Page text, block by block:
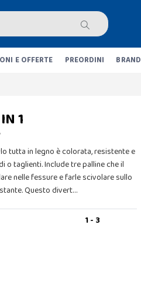
E OFFERTE PREORDINI BRAND
1
tutta in legno è colorata, resistente e
o taglienti. Include tre palline che il
nelle fessure e farle scivolare sullo
Questo divert…
1 - 3